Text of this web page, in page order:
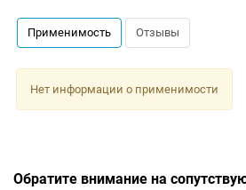
Применимость Отзывы
Нет информации о применимости
Обратите внимание на